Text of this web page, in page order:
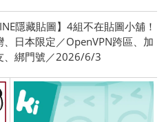
隱藏貼圖】4組不在貼圖小舖！
、日本限定／OpenVPN跨區、加
、綁門號／2026/6/3